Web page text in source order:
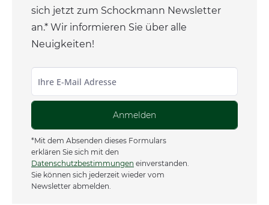
sich jetzt zum Schockmann Newsletter
an.* Wir informieren Sie über alle
Neuigkeiten!
Anmelden
*Mit dem Absenden dieses Formulars
erklären Sie sich mit den
Datenschutzbestimmungen einverstanden.
Sie können sich jederzeit wieder vom
Newsletter abmelden.